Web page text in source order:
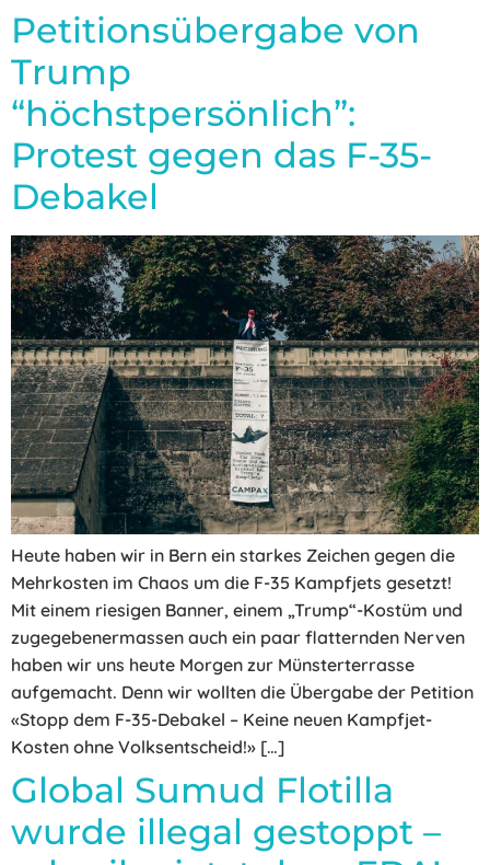
Petitionsübergabe von
Trump
“höchstpersönlich”:
Protest gegen das F-35-
Debakel
Heute haben wir in Bern ein starkes Zeichen gegen die
Mehrkosten im Chaos um die F-35 Kampfjets gesetzt!
Mit einem riesigen Banner, einem „Trump“-Kostüm und
zugegebenermassen auch ein paar flatternden Nerven
haben wir uns heute Morgen zur Münsterterrasse
aufgemacht. Denn wir wollten die Übergabe der Petition
«Stopp dem F-35-Debakel – Keine neuen Kampfjet-
Kosten ohne Volksentscheid!» […]
Global Sumud Flotilla
wurde illegal gestoppt –